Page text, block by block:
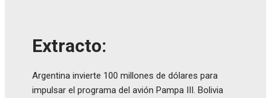
Extracto:
Argentina invierte 100 millones de dólares para
impulsar el programa del avión Pampa III. Bolivia